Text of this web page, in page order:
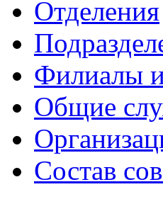
Отделения
Филиалы и
Общие
Состав